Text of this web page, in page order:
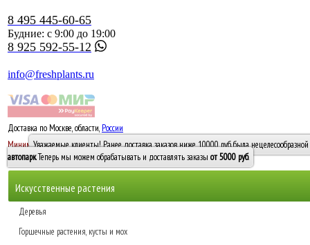
8 495 445-60-65
Будние: с 9:00 до 19:00
8 925 592-55-12
info@freshplants.ru
Доставка по Москве, области, России
Минимальный заказ -10 0005000 руб.
Уважаемые клиенты! Ранее доставка заказов ниже 10000 руб. была
автопарк. Теперь мы можем обрабатывать и доставлять заказы от 5000 руб.
Искусственные растения
Деревья
Бамбуки
Горшечные растения, кусты и мох